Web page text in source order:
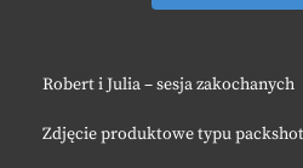
Robert i Julia – sesja zakochanych
Zdjęcie produktowe typu packshot